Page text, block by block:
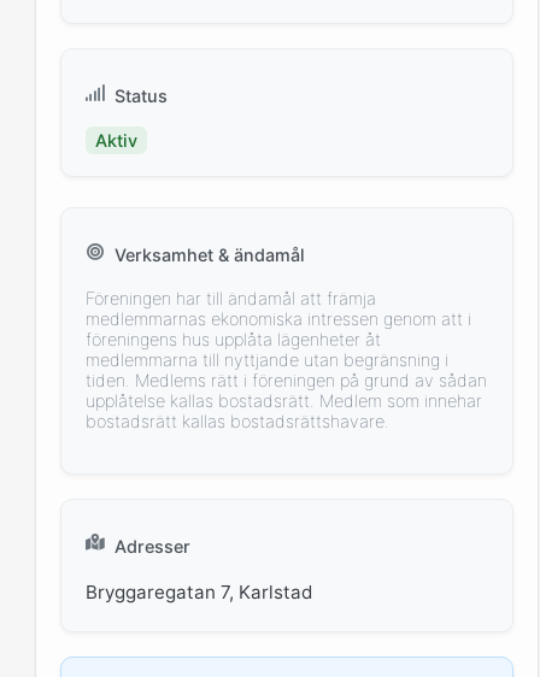
Status
Aktiv
Verksamhet & ändamål
Föreningen har till ändamål att främja
medlemmarnas ekonomiska intressen genom att i
föreningens hus upplåta lägenheter åt
medlemmarna till nyttjande utan begränsning i
tiden. Medlems rätt i föreningen på grund av sådan
upplåtelse kallas bostadsrätt. Medlem som innehar
bostadsrätt kallas bostadsrättshavare.
Adresser
Bryggaregatan 7, Karlstad